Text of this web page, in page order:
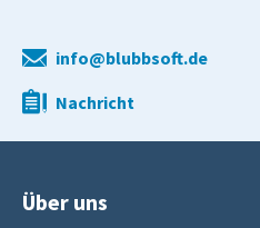
info@blubbsoft.de
Nachricht
Über uns